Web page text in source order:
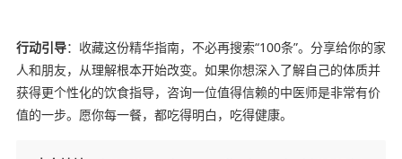
行动引导：收藏这份精华指南，不必再搜索“100条”。分享给你的家
人和朋友，从理解根本开始改变。如果你想深入了解自己的体质并
获得更个性化的饮食指导，咨询一位值得信赖的中医师是非常有价
值的一步。愿你每一餐，都吃得明白，吃得健康。